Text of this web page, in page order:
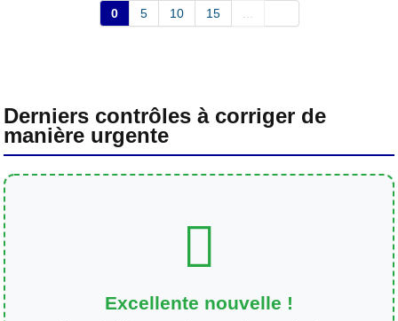
0 5 10 15
Derniers contrôles à corriger de
manière urgente
Excellente nouvelle !